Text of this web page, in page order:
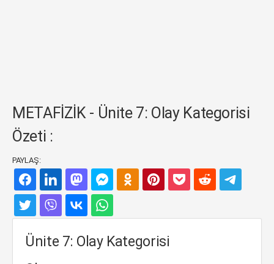
METAFİZİK - Ünite 7: Olay Kategorisi
Özeti :
PAYLAŞ:
Ünite 7: Olay Kategorisi